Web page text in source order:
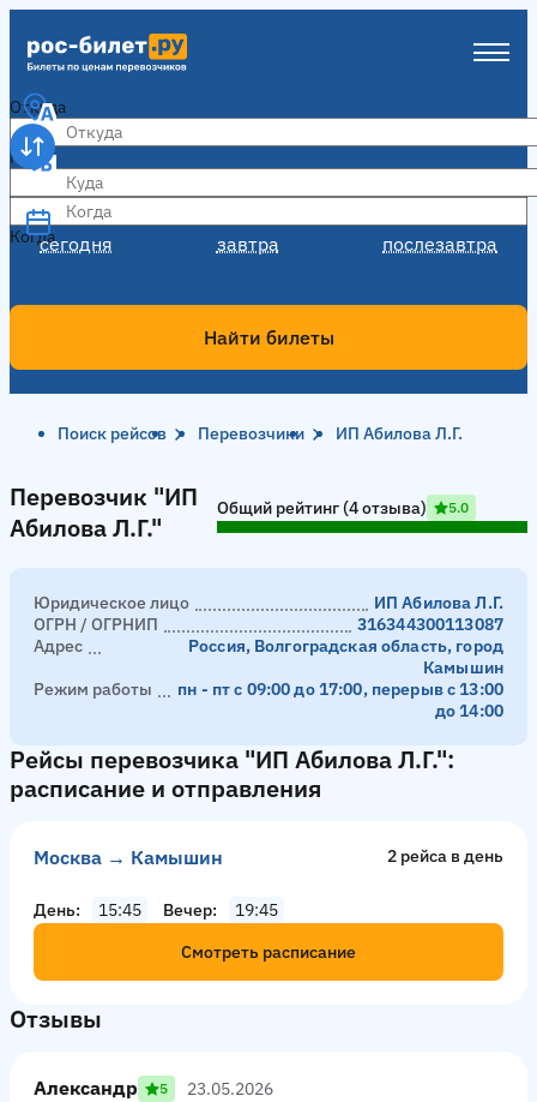
Откуда
Куда
Когда
сегодня завтра послезавтра
Когда
Найти билеты
Поиск рейсов Перевозчики ИП Абилова Л.Г.
Перевозчик "ИП Абилова Л.Г."
Перевозчик "ИП
Абилова Л.Г."
Общий рейтинг (4 отзыва) 5.0
Юридическое лицо
ИП Абилова Л.Г.
ОГРН / ОГРНИП
316344300113087
Адрес
Россия, Волгоградская область, город
Камышин
Режим работы
пн - пт с 09:00 до 17:00, перерыв с 13:00
до 14:00
Рейсы перевозчика "ИП Абилова Л.Г.":
расписание и отправления
Москва → Камышин 2 рейсa в день
День 15:45 Вечер
19:45
Смотреть расписание
Отзывы
Александр 5 23.05.2026